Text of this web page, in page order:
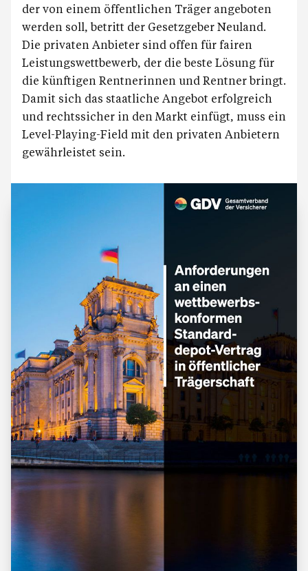
der von einem öffentlichen Träger angeboten
werden soll, betritt der Gesetzgeber Neuland.
Die privaten Anbieter sind offen für fairen
Leistungswettbewerb, der die beste Lösung für
die künftigen Rentnerinnen und Rentner bringt.
Damit sich das staatliche Angebot erfolgreich
und rechtssicher in den Markt einfügt, muss ein
Level-Playing-Field mit den privaten Anbietern
gewährleistet sein.